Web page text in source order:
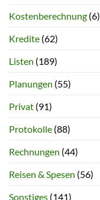
Kostenberechnung (6)
Kredite (62)
Listen (189)
Planungen (55)
Privat (91)
Protokolle (88)
Rechnungen (44)
Reisen & Spesen (56)
Sonstiges (141)